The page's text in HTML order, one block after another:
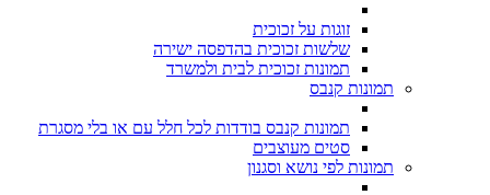
זוגות על זכוכית
שלשות זכוכית בהדפסה ישירה
תמונות זכוכית לבית ולמשרד
תמונות קנבס
תמונות קנבס בודדות לכל חלל עם או בלי מסגרת
סטים מעוצבים
תמונות לפי נושא וסגנון